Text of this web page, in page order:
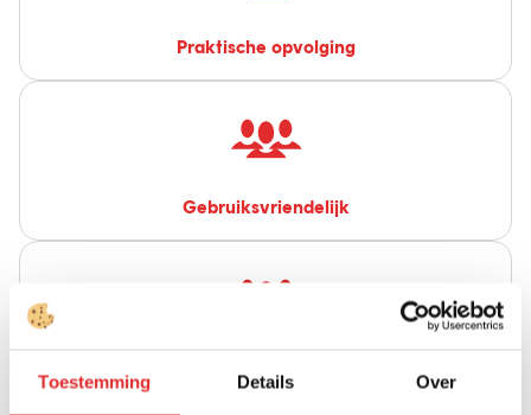
Toestemming Details Over
Praktische opvolging
Gebruiksvriendelijk